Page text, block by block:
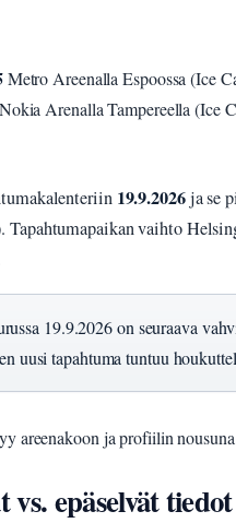
Metro Areenalla Espoossa (Ice
Arenalla Tampereella (Ice
19.9.2026ja se
vaihto
19.9.2026 on seuraava
uusi tapahtuma tuntuu
areenakoon ja profiilin
epäselvät tiedot